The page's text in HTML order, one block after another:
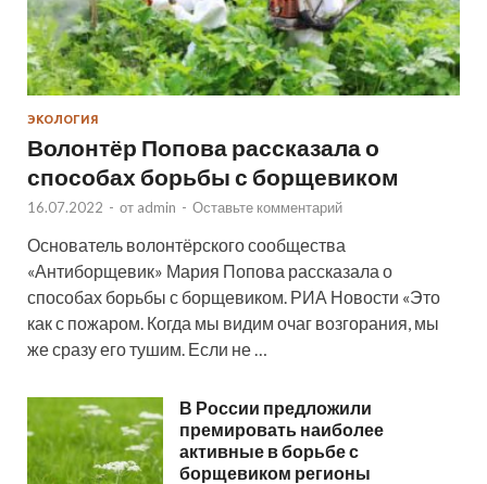
ЭКОЛОГИЯ
Волонтёр Попова рассказала о
способах борьбы с борщевиком
16.07.2022 - от admin - Оставьте комментарий
Основатель волонтёрского сообщества
«Антиборщевик» Мария Попова рассказала о
способах борьбы с борщевиком. РИА Новости «Это
как с пожаром. Когда мы видим очаг возгорания, мы
же сразу его тушим. Если не …
В России предложили
премировать наиболее
активные в борьбе с
борщевиком регионы